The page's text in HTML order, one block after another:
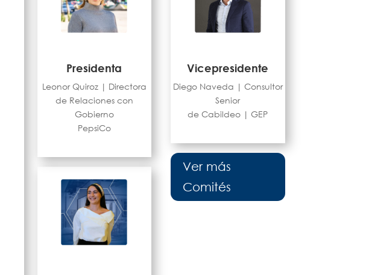
Presidenta
Leonor Quiroz | Directora
de Relaciones con
Gobierno
PepsiCo
Vicepresidente
Diego Naveda | Consultor
Senior
de Cabildeo |GEP
Ver más
Comités